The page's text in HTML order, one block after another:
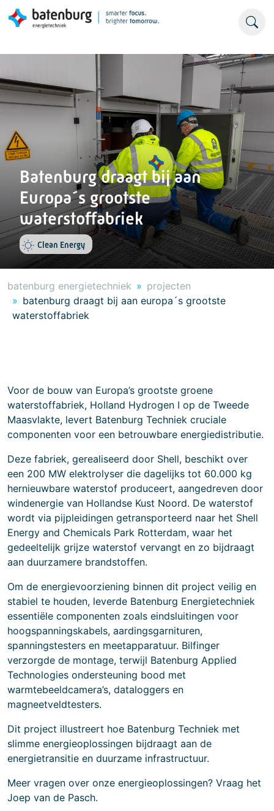
Batenburg draagt bij aan
Europa´s grootste
waterstoffabriek
Clean Energy
batenburg energietechniek
projecten
batenburg draagt bij aan europa´s grootste
waterstoffabriek
Voor de bouw van Europa’s grootste groene
waterstoffabriek, Holland Hydrogen I op de Tweede
Maasvlakte, levert Batenburg Techniek cruciale
componenten voor een betrouwbare energiedistributie.
Deze fabriek, gerealiseerd door Shell, beschikt over
een 200 MW elektrolyser die dagelijks tot 60.000 kg
hernieuwbare waterstof produceert, aangedreven door
windenergie van Hollandse Kust Noord. De waterstof
wordt via pijpleidingen getransporteerd naar het Shell
Energy and Chemicals Park Rotterdam, waar het
gedeeltelijk grijze waterstof vervangt en zo bijdraagt
aan duurzamere brandstoffen.
Om de energievoorziening binnen dit project veilig en
stabiel te houden, leverde Batenburg Energietechniek
essentiële componenten zoals eindsluitingen voor
hoogspanningskabels, aardingsgarnituren,
spanningstesters en meetapparatuur. Bilfinger
verzorgde de montage, terwijl Batenburg Applied
Technologies ondersteuning bood met
warmtebeeldcamera’s, dataloggers en
magneetveldtesters.
Dit project illustreert hoe Batenburg Techniek met
slimme energieoplossingen bijdraagt aan de
energietransitie en duurzame infrastructuur.
Meer vragen over onze energieoplossingen? Vraag het
Joep van de Pasch.